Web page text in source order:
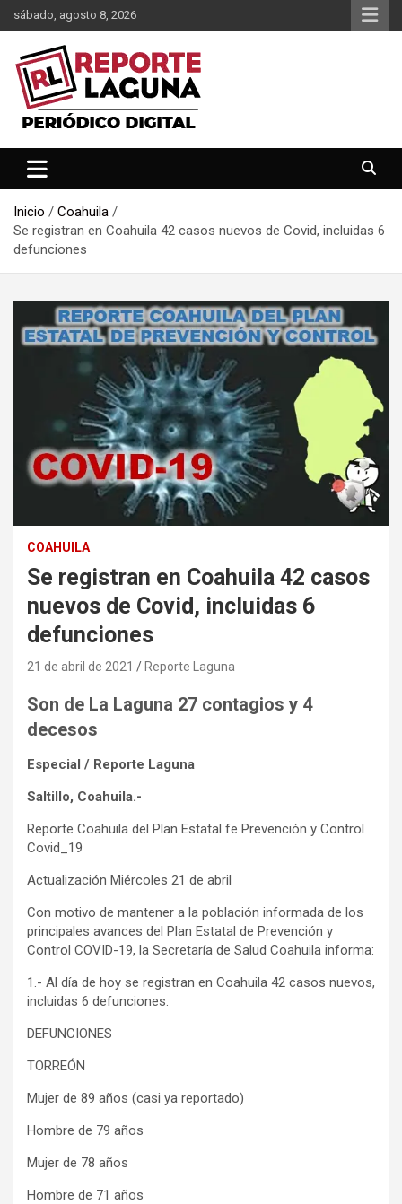
Saltar
al
contenido
sábado, agosto 8, 2026
Reporte Laguna
Inicio
Coahuila
Se registran en Coahuila 42 casos nuevos de Covid, incluidas 6
defunciones
COAHUILA
Se registran en Coahuila 42 casos
nuevos de Covid, incluidas 6
defunciones
21 de abril de 2021 Reporte Laguna
Son de La Laguna 27 contagios y 4
decesos
Especial / Reporte Laguna
Saltillo, Coahuila.-
Reporte Coahuila del Plan Estatal fe Prevención y Control
Covid_19
Actualización Miércoles 21 de abril
Con motivo de mantener a la población informada de los
principales avances del Plan Estatal de Prevención y
Control COVID-19, la Secretaría de Salud Coahuila informa:
1.- Al día de hoy se registran en Coahuila 42 casos nuevos,
incluidas 6 defunciones.
DEFUNCIONES
TORREÓN
Mujer de 89 años (casi ya reportado)
Hombre de 79 años
Mujer de 78 años
Hombre de 71 años